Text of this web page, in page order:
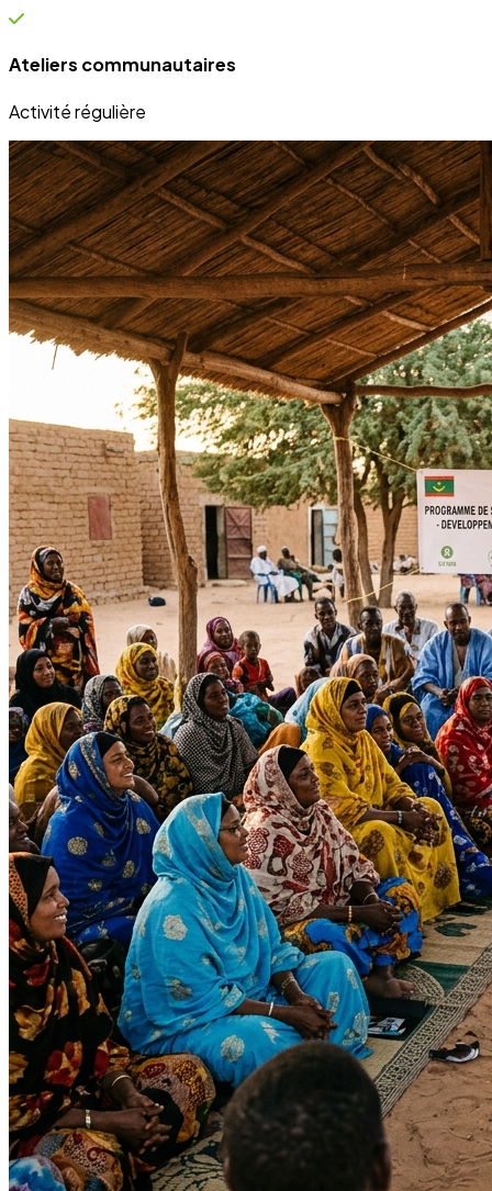
Bénéficiaires directs de nos projets sur le terrain.
Engagement
100%
Transparence et dévouement pour chaque initiative.
Expertise
50+
Experts mobilisés pour le développement local.
Nos Réalisations
Projets qui transforment des vies
Tous les projets